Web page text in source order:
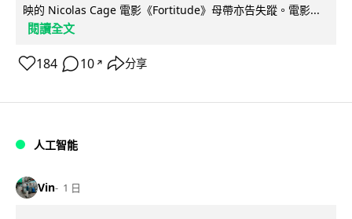
映的 Nicolas Cage 電影《Fortitude》母帶亦告失蹤。電影...
閱讀全文
184 10 ↗ 分享
人工智能
Vin 1 日